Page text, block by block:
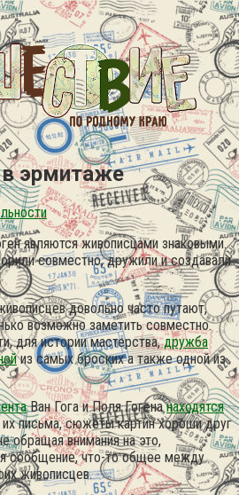
в эрмитаже
являются живописцами знаковыми.
совместно, дружили и создавали
довольно часто путают,
возможно заметить совместно.
для истории мастерства,дружба
из самых броских а также одной из
Ван Гога и Поля Гогенанаходятся
письма, сюжеты картин хороши друг
обращая внимания на это,
сообщение, что-то общее между
живописцев.